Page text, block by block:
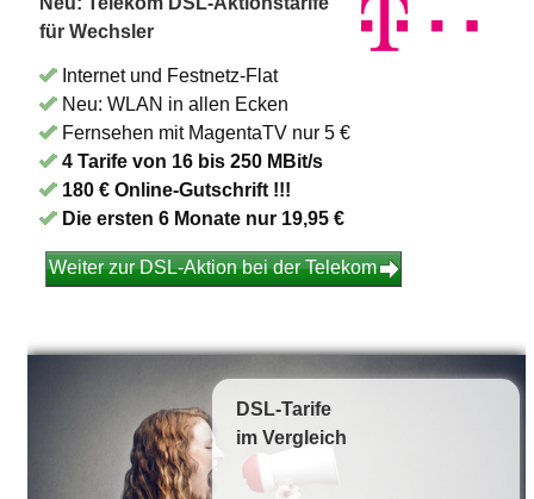
für Wechsler
Internet und Festnetz-Flat
Neu: WLAN in allen Ecken
Fernsehen mit MagentaTV nur 5 €
4 Tarife von 16 bis 250 MBit/s
180 € Online-Gutschrift !!!
Die ersten 6 Monate nur 19,95 €
Weiter zur DSL-Aktion bei der Telekom
DSL-Tarife
im Vergleich